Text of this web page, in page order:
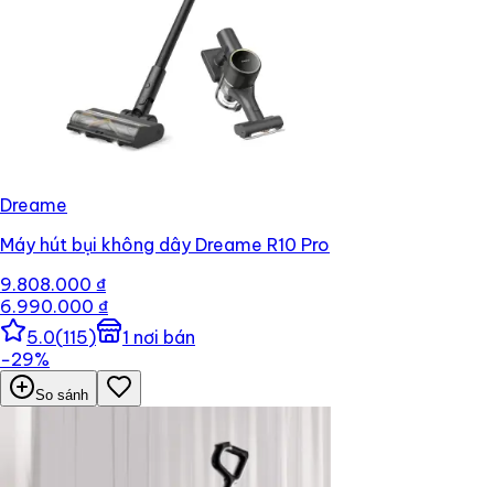
Dreame
Máy hút bụi không dây Dreame R10 Pro
9.808.000 ₫
6.990.000 ₫
5.0(115) 1 nơi bán
−29%
So sánh